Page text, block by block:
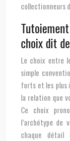
collectionneurs
choix dit
Le choix entre
simple
forts et les plus
la relation que
Ce choix
l’archétype de
chaque détail